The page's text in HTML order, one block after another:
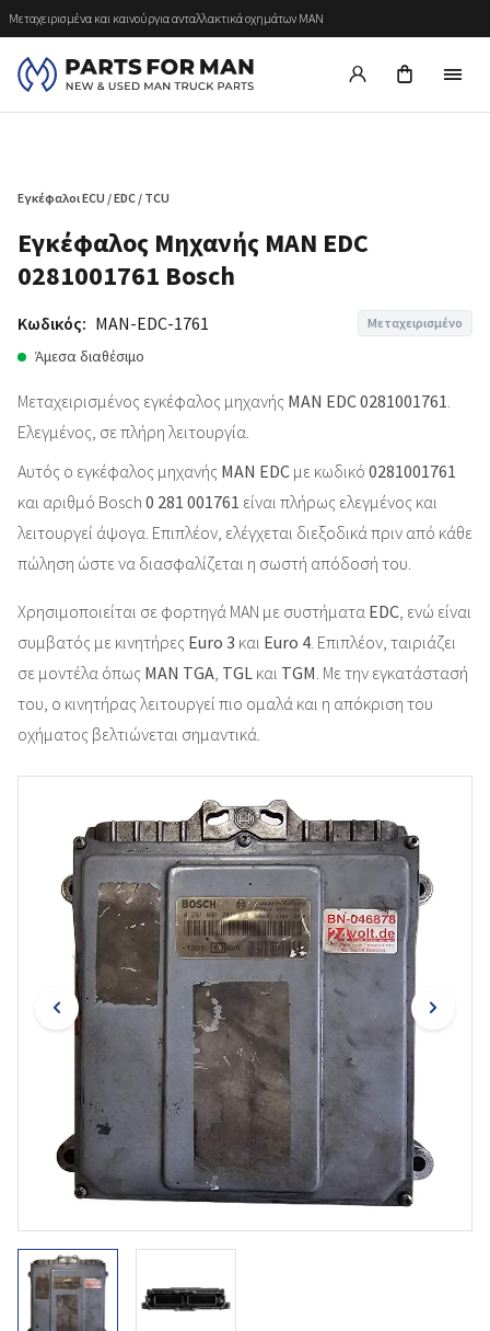
Μεταχειρισμένα και καινούργια ανταλλακτικά οχημάτων MAN
Εγκέφαλοι ECU / EDC / TCU
Εγκέφαλος Μηχανής MAN EDC
0281001761 Bosch
Κωδικός: MAN-EDC-1761 Μεταχειρισμένο
Άμεσα διαθέσιμο
Μεταχειρισμένος εγκέφαλος μηχανής MAN EDC 0281001761.
Ελεγμένος, σε πλήρη λειτουργία.
Αυτός ο εγκέφαλος μηχανής MAN EDC με κωδικό 0281001761
και αριθμό Bosch 0 281 001761 είναι πλήρως ελεγμένος και
λειτουργεί άψογα. Επιπλέον, ελέγχεται διεξοδικά πριν από κάθε
πώληση ώστε να διασφαλίζεται η σωστή απόδοσή του.
Χρησιμοποιείται σε φορτηγά MAN με συστήματα EDC, ενώ είναι
συμβατός με κινητήρες Euro 3 και Euro 4. Επιπλέον, ταιριάζει
σε μοντέλα όπως MAN TGA, TGL και TGM. Με την εγκατάστασή
του, ο κινητήρας λειτουργεί πιο ομαλά και η απόκριση του
οχήματος βελτιώνεται σημαντικά.